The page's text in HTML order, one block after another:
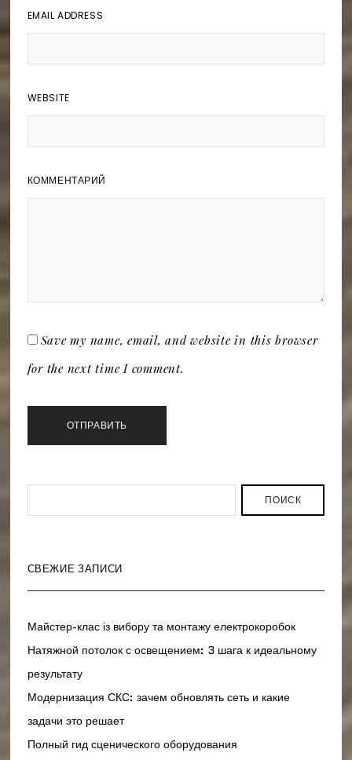
EMAIL ADDRESS
WEBSITE
КОММЕНТАРИЙ
Save my name, email, and website in this browser
for the next time I comment.
ПОИСК
СВЕЖИЕ ЗАПИСИ
Майстер-клас із вибору та монтажу електрокоробок
Натяжной потолок с освещением: 3 шага к идеальному
результату
Модернизация СКС: зачем обновлять сеть и какие
задачи это решает
Полный гид сценического оборудования